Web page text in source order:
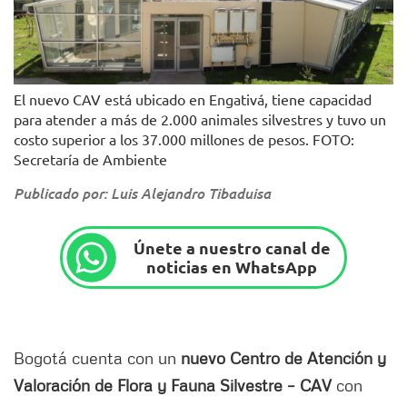
El nuevo CAV está ubicado en Engativá, tiene capacidad
para atender a más de 2.000 animales silvestres y tuvo un
costo superior a los 37.000 millones de pesos. FOTO:
Secretaría de Ambiente
Publicado por: Luis Alejandro Tibaduisa
Únete a nuestro canal de
noticias en WhatsApp
Bogotá cuenta con un nuevo Centro de Atención y
Valoración de Flora y Fauna Silvestre – CAVcon